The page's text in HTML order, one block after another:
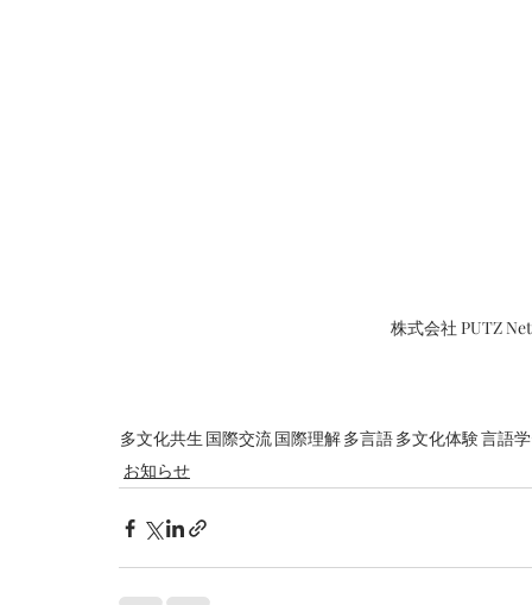
株式会社 PUTZ
多文化共生 国際交流国際理解多言語多文化体験言語
お知らせ